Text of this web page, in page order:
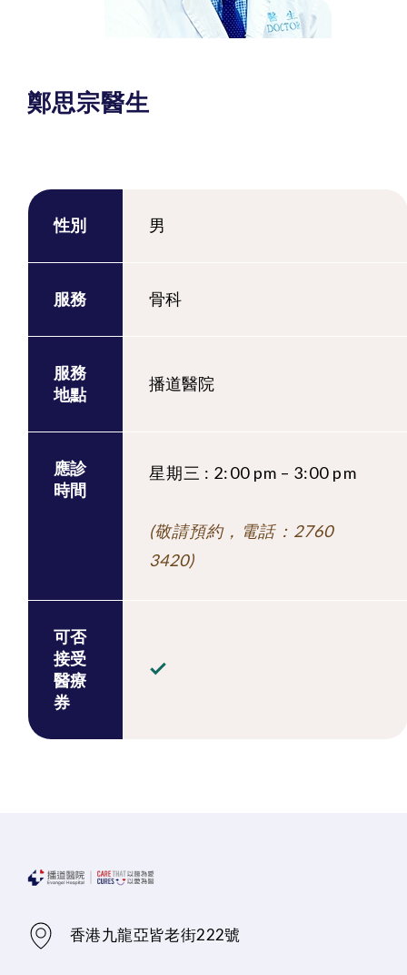
鄭思宗醫生
性別 男
服務 骨科
服務
地點
播道醫院
應診
時間
星期三 : 2:00 pm – 3:00 pm
(敬請預約，電話：2760
3420)
可否
接受
醫療
券
香港九龍亞皆老街222號